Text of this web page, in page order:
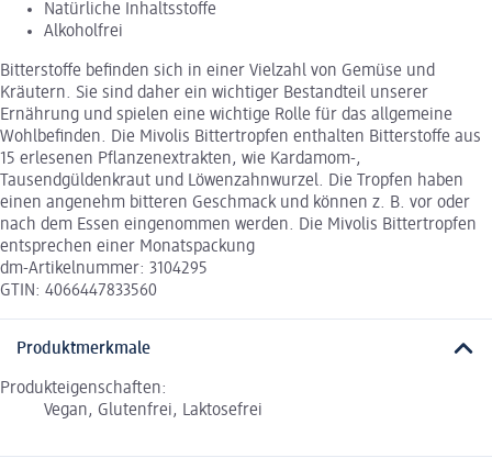
Natürliche Inhaltsstoffe
Alkoholfrei
Bitterstoffe befinden sich in einer Vielzahl von Gemüse und
Kräutern. Sie sind daher ein wichtiger Bestandteil unserer
Ernährung und spielen eine wichtige Rolle für das allgemeine
Wohlbefinden. Die Mivolis Bittertropfen enthalten Bitterstoffe aus
15 erlesenen Pflanzenextrakten, wie Kardamom-,
Tausendgüldenkraut und Löwenzahnwurzel. Die Tropfen haben
einen angenehm bitteren Geschmack und können z. B. vor oder
nach dem Essen eingenommen werden. Die Mivolis Bittertropfen
entsprechen einer Monatspackung
dm-Artikelnummer: 3104295
GTIN: 4066447833560
Produktmerkmale
Produkteigenschaften:
Vegan, Glutenfrei, Laktosefrei